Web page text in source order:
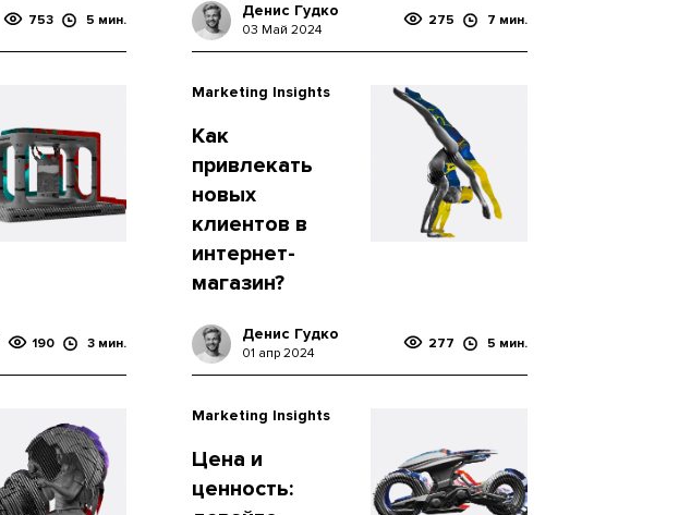
753 5 мин.
Денис Гудко
03 Май 2024
275 7 мин.
190 3 мин.
Marketing Insights
Как
привлекать
новых
клиентов в
интернет-
магазин?
Денис Гудко
01 апр 2024
277 5 мин.
Marketing Insights
Цена и
ценность: